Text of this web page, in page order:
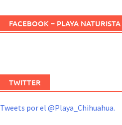
FACEBOOK – PLAYA
TWITTER
Tweets por el @Playa_Chihuahua.